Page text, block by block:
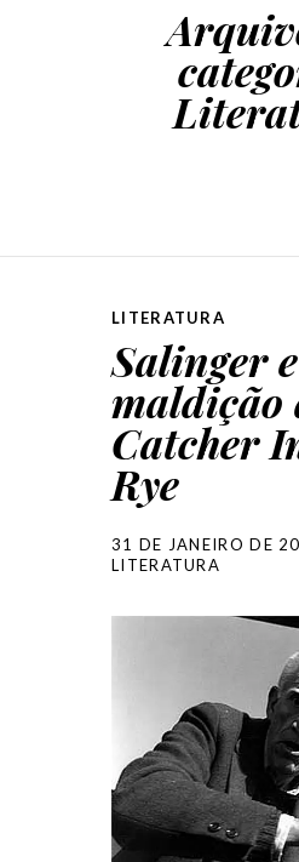
LITERATURA
Salinger
maldição
Catcher
Rye
31 DE JANEIRO DE
LITERATURA